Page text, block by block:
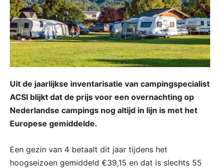
Uit de jaarlijkse inventarisatie van campingspecialist
ACSI blijkt dat de prijs voor een overnachting op
Nederlandse campings nog altijd in lijn is met het
Europese gemiddelde.
Een gezin van 4 betaalt dit jaar tijdens het
hoogseizoen gemiddeld €39,15 en dat is slechts 55